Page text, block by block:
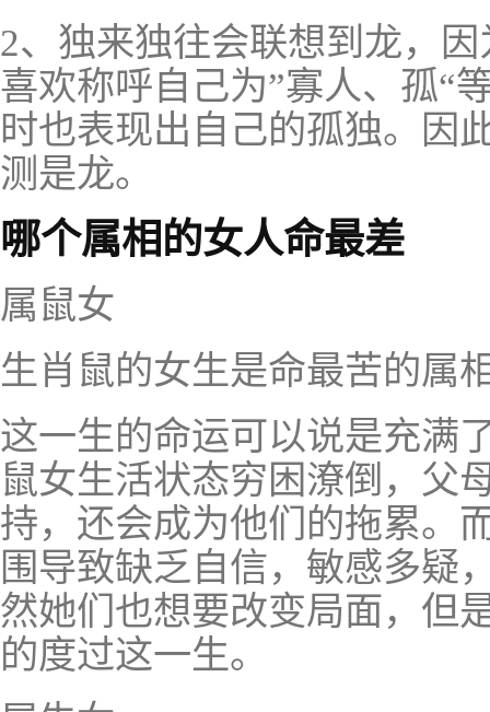
2、独来独往会联想到龙，
喜欢称呼自己为”寡人、孤“
时也表现出自己的孤独。因
测是龙。
哪个属相的女人命最差
属鼠女
生肖鼠的女生是命最苦的属
这一生的命运可以说是充满
鼠女生活状态穷困潦倒，父
持，还会成为他们的拖累。
围导致缺乏自信，敏感多疑
然她们也想要改变局面，但
的度过这一生。